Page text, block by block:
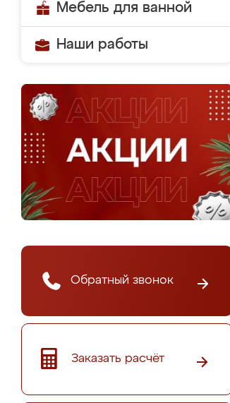
Мебель для ванной
Наши работы
Обратный звонок
Заказать расчёт